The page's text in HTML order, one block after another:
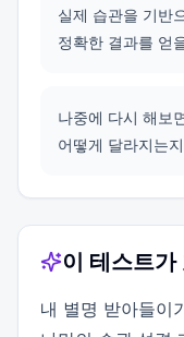
실제 습관을 기반
정확한 결과를 얻
나중에 다시 해보
어떻게 달라지는
이 테스트
내 별명 받아들이